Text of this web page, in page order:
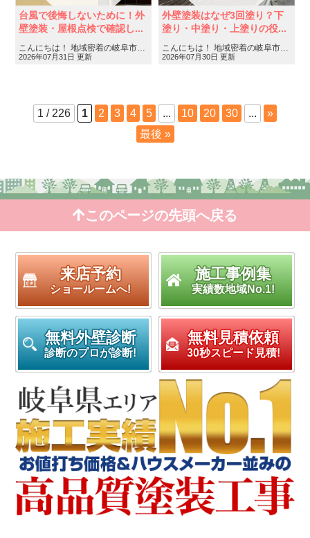
台風で後悔しないために！外
壁塗装・屋根点検で確認し...
こんにちは！ 地域密着の岐阜市・各務原市・美濃加茂市の屋根工事・外壁塗装・防水工事専門店フィールグッ……
2026年07月31日 更新
外壁塗装はなぜ3回塗り？下
塗り・中塗り・上塗りの役...
こんにちは！ 地域密着の岐阜市・各務原市・美濃加茂市の屋根工事・外壁塗装・防水工事専門店フィールグッ……
2026年07月30日 更新
1 / 226 1 2 3 4 5 ... 10 20 30 ...
»
最後 »
このページの先頭へ戻る
来店予約
ショールームへ!
施工事例集
実績数地域No.1!
無料外壁診断
診断のプロが診断!
無料見積依頼
30秒スピード見積!